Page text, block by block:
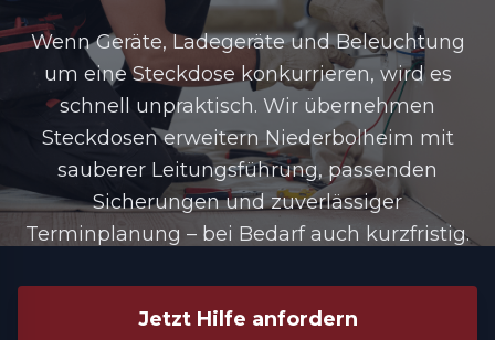
Wenn Geräte, Ladegeräte und Beleuchtung
um eine Steckdose konkurrieren, wird es
schnell unpraktisch. Wir übernehmen
Steckdosen erweitern Niederbolheim mit
sauberer Leitungsführung, passenden
Sicherungen und zuverlässiger
Terminplanung – bei Bedarf auch kurzfristig.
Jetzt Hilfe anfordern